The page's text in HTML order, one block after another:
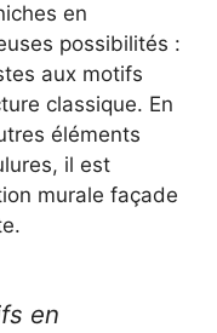
en
possibilités :
aux motifs
classique. En
éléments
il est
murale façade
en